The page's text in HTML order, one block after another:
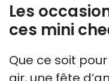
Les
ces mini
Que ce soit